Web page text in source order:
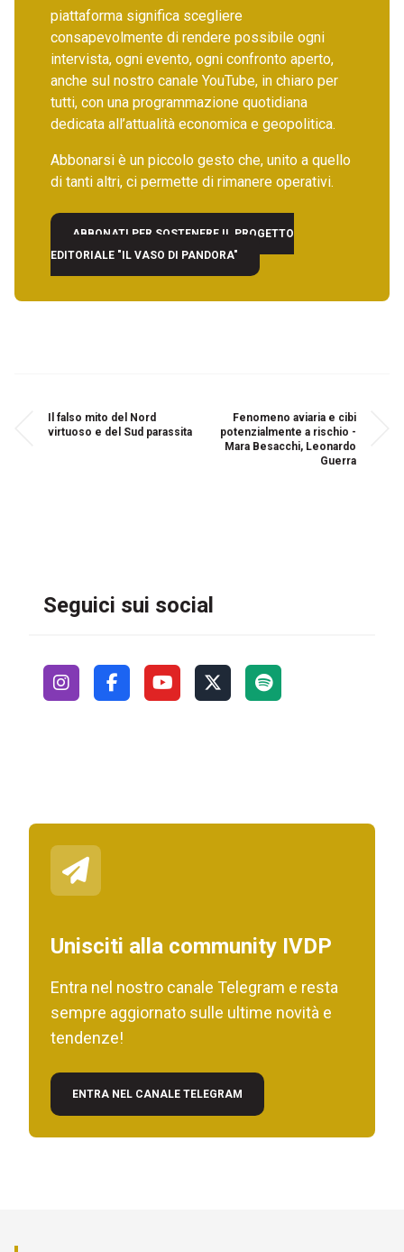
piattaforma significa scegliere
consapevolmente di rendere possibile ogni
intervista, ogni evento, ogni confronto aperto,
anche sul nostro canale YouTube, in chiaro per
tutti, con una programmazione quotidiana
dedicata all’attualità economica e geopolitica.
Abbonarsi è un piccolo gesto che, unito a quello
di tanti altri, ci permette di rimanere operativi.
ABBONATI PER SOSTENERE IL PROGETTO
EDITORIALE "IL VASO DI PANDORA"
Il falso mito del Nord
virtuoso e del Sud parassita
Fenomeno aviaria e cibi
potenzialmente a rischio -
Mara Besacchi, Leonardo
Guerra
Seguici sui social
Unisciti alla community IVDP
Entra nel nostro canale Telegram e resta
sempre aggiornato sulle ultime novità e
tendenze!
ENTRA NEL CANALE TELEGRAM